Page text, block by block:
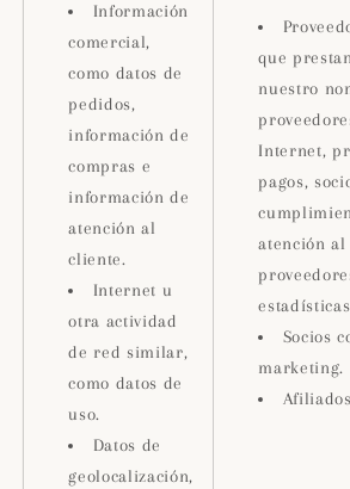
Información
comercial,
como datos de
pedidos,
información de
compras e
información de
atención al
cliente.
Internet u
otra actividad
de red similar,
como datos de
uso.
Datos de
geolocalización,
que
nuestro
Internet,
pagos,
atención
Socios
marketing.
Afiliados